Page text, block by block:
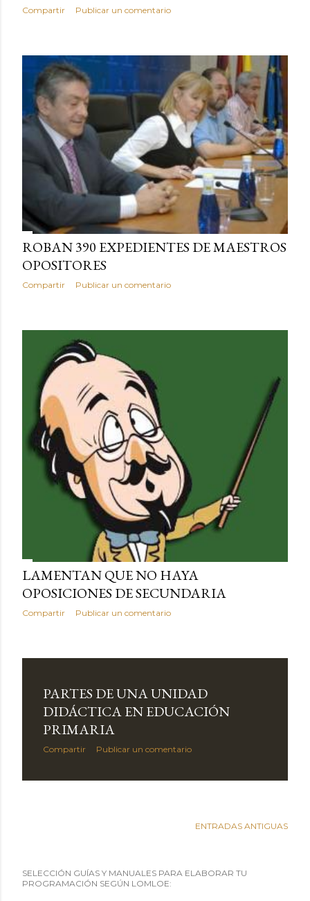
Compartir Publicar un comentario
ROBAN 390 EXPEDIENTES DE MAESTROS
OPOSITORES
Compartir Publicar un comentario
LAMENTAN QUE NO HAYA
OPOSICIONES DE SECUNDARIA
Compartir Publicar un comentario
PARTES DE UNA UNIDAD
DIDÁCTICA EN EDUCACIÓN
PRIMARIA
Compartir Publicar un comentario
ENTRADAS ANTIGUAS
SELECCIÓN GUÍAS Y MANUALES PARA ELABORAR TU
PROGRAMACIÓN SEGÚN LOMLOE: